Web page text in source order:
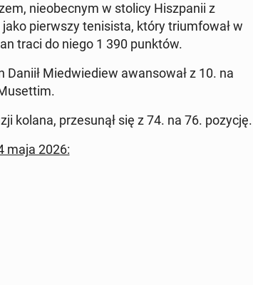
nieobec­nym w stolicy Hisz­panii z
pier­wszy teni­sista, który tri­um­fował w
traci do niego 1 390 punktów.
Daniił Mied­wiediew awan­sował z 10. na
kolana, prze­sunął się z 74. na 76. pozycję.
maja 2026: